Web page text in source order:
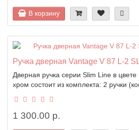
В корзину
Ручка дверная Vantage V 87 L-2
Дверная ручка серии Slim Line в
хром состоит из комплекта: 2 ручки
1 300.00 р.